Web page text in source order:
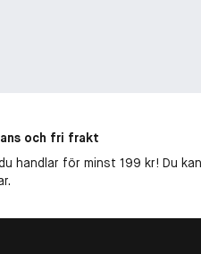
och fri frakt
handlar för minst 199 kr! Du